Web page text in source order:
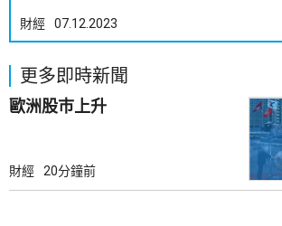
財經 07.12.2023
更多即時新聞
歐洲股巿上升
財經 20分鐘前